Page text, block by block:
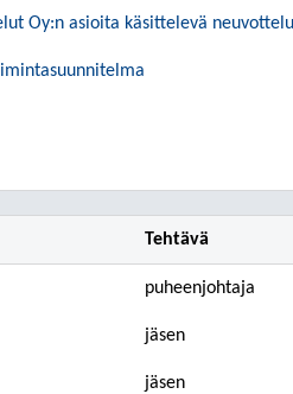
Oy:n asioita käsittelevä
Tehtävä
puheenjohtaja
jäsen
jäsen